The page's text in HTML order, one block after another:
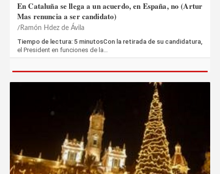
En Cataluña se llega a un acuerdo, en España, no (Artur
Mas renuncia a ser candidato)
Ramón Hdez de Ávila
Tiempo de lectura: 5 minutosCon la retirada de su candidatura,
el President en funciones de la…